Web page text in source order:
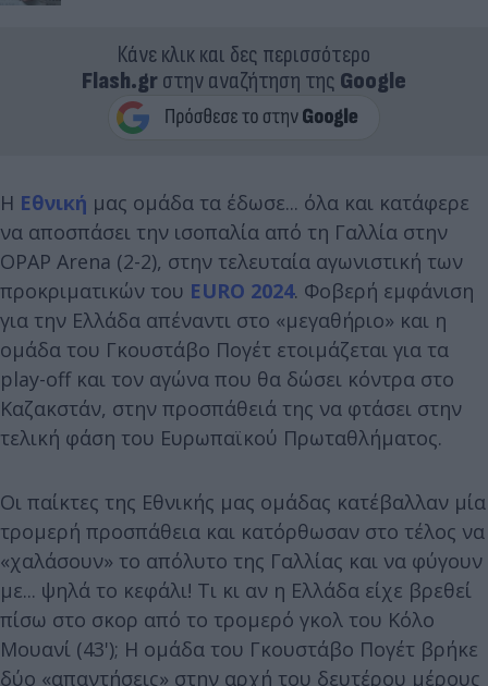
Κάνε κλικ και δες περισσότερο
Flash.grστην αναζήτηση της Google
Η Εθνική μας ομάδα τα έδωσε... όλα και κατάφερε
να αποσπάσει την ισοπαλία από τη Γαλλία στην
OPAP Arena (2-2), στην τελευταία αγωνιστική των
προκριματικών του EURO 2024. Φοβερή εμφάνιση
για την Ελλάδα απέναντι στο «μεγαθήριο» και η
ομάδα του Γκουστάβο Πογέτ ετοιμάζεται για τα
play-off και τον αγώνα που θα δώσει κόντρα στο
Καζακστάν, στην προσπάθειά της να φτάσει στην
τελική φάση του Ευρωπαϊκού Πρωταθλήματος.
Οι παίκτες της Εθνικής μας ομάδας κατέβαλλαν μία
τρομερή προσπάθεια και κατόρθωσαν στο τέλος να
«χαλάσουν» το απόλυτο της Γαλλίας και να φύγουν
με... ψηλά το κεφάλι! Τι κι αν η Ελλάδα είχε βρεθεί
πίσω στο σκορ από το τρομερό γκολ του Κόλο
Μουανί (43'); Η ομάδα του Γκουστάβο Πογέτ βρήκε
δύο «απαντήσεις» στην αρχή του δευτέρου μέρους